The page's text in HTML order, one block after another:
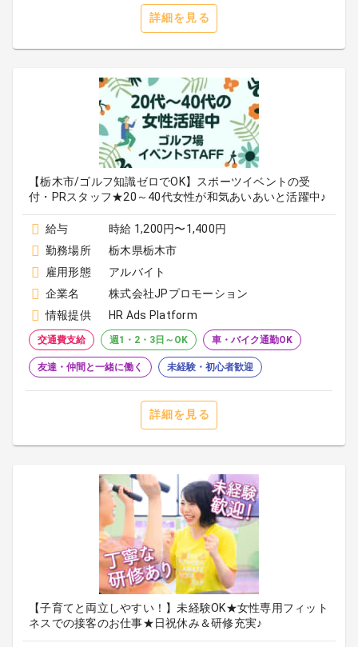
詳細を見る
【栃木市/ゴルフ知識ゼロでOK】スポーツイベントの受
付・PRスタッフ★20～40代女性が和気あいあいと活躍中♪
給与
時給 1,200円〜1,400円
勤務場所
栃木県栃木市
雇用形態
アルバイト
企業名
株式会社JPプロモーション
情報提供
HR Ads Platform
交通費支給 週1・2・3日～OK 車・バイク通勤OK
友達・仲間と一緒に働く 未経験・初心者歓迎
詳細を見る
【子育てと両立しやすい！】未経験OK★女性専用フィット
ネスでの接客のお仕事★日祝休み＆研修充実♪